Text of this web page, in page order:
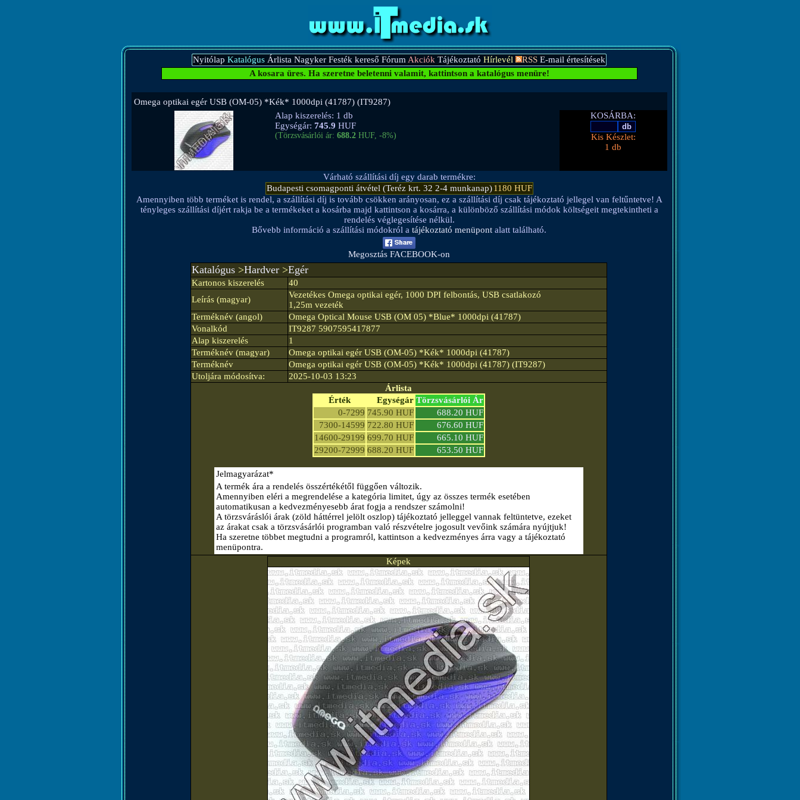
Nyitólap Katalógus Árlista Nagyker Festék kereső FórumAkciók Tájékoztató Hírlevél RSS E-mail értesítések
A kosara üres. Ha szeretne beletenni valamit, kattintson a katalógus menüre!
Omega optikai egér USB (OM-05) *Kék* 1000dpi (41787) (IT9287)
Alap kiszerelés: 1 db
Egységár: 745.9 HUF
(Törzsvásárlói ár: 688.2HUF, -8%)
KOSÁRBA:
Kis Készlet:
1 db
Várható szállítási díj egy darab termékre:
Budapesti csomagponti átvétel (Teréz krt. 32 2-4 munkanap) 1180 HUF
Amennyiben több terméket is rendel, a szállítási díj is tovább csökken arányosan, ez a szállítási díj csak tájékoztató jellegel van feltűntetve! A
tényleges szállítási díjért rakja be a termékeket a kosárba majd kattintson a kosárra, a különböző szállítási módok költségeit megtekintheti a
rendelés véglegesítése nélkül.
Bővebb információ a szállítási módokról a tájékoztató menüpont alatt található.
Megosztás FACEBOOK-on
Katalógus>Hardver>Egér
Kartonos kiszerelés
40
Leírás (magyar)
Vezetékes Omega optikai egér, 1000 DPI felbontás, USB csatlakozó
1,25m vezeték
Terméknév (angol)
Omega Optical Mouse USB (OM 05) *Blue* 1000dpi (41787)
Vonalkód
IT9287 5907595417877
Alap kiszerelés
1
Terméknév (magyar)
Omega optikai egér USB (OM-05) *Kék* 1000dpi (41787)
Terméknév
Omega optikai egér USB (OM-05) *Kék* 1000dpi (41787) (IT9287)
Utoljára módosítva:
2025-10-03 13:23
Árlista
Érték
Egységár Törzsvásárlói Ár
0-7299 745.90 HUF
688.20 HUF
7300-14599 722.80 HUF
676.60 HUF
14600-29199 699.70 HUF
665.10 HUF
29200-72999 688.20 HUF 653.50 HUF
Jelmagyarázat*
A termék ára a rendelés összértékétől függően változik.
Amennyiben eléri a megrendelése a kategória limitet, úgy az összes termék esetében
automatikusan a kedvezményesebb árat fogja a rendszer számolni!
A törzsváráslói árak (zöld háttérrel jelölt oszlop) tájékoztató jelleggel vannak feltüntetve, ezeket
az árakat csak a törzsvásárlói programban való részvételre jogosult vevőink számára nyújtjuk!
Ha szeretne többet megtudni a programról, kattintson a kedvezményes árra vagy a tájékoztató
menüpontra.
Képek